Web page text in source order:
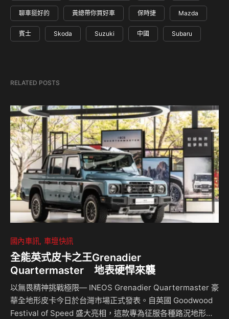
聊車挺好的 黃總帶你買好車 保時捷 Mazda
賓士 Skoda Suzuki 中國 Subaru
RELATED POSTS
國內車訊 車壇快訊
全能英式皮卡之王Grenadier
Quartermaster 地表硬悍來襲
以無畏精神挑戰極限— INEOS Grenadier Quartermaster 豪
華全地形皮卡今日於台灣市場正式發表。自英國 Goodwood
Festival of Speed 盛大亮相，這款專為征服各種路況地形而